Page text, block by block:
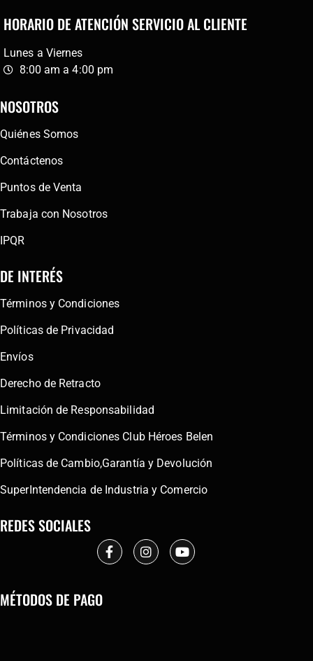
HORARIO DE ATENCIÓN SERVICIO AL CLIENTE
Lunes a Viernes
8:00 am a 4:00 pm
NOSOTROS
Quiénes Somos
Contáctenos
Puntos de Venta
Trabaja con Nosotros
IPQR
DE INTERÉS
Términos y Condiciones
Políticas de Privacidad
Envíos
Derecho de Retracto
Limitación de Responsabilidad
Términos y Condiciones Club Héroes Belen
Políticas de Cambio,Garantía y Devolución
SuperIntendencia de Industria y Comercio
REDES SOCIALES
MÉTODOS DE PAGO